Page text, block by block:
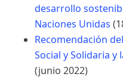
desarrollo
Naciones Unidas
Recomendación
Social y Solidaria y
(junio 2022)